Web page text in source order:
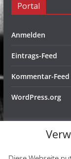
Portal
Anmelden
Eintrags-Feed
Kommentar-Feed
WordPress.org
Copyright ©